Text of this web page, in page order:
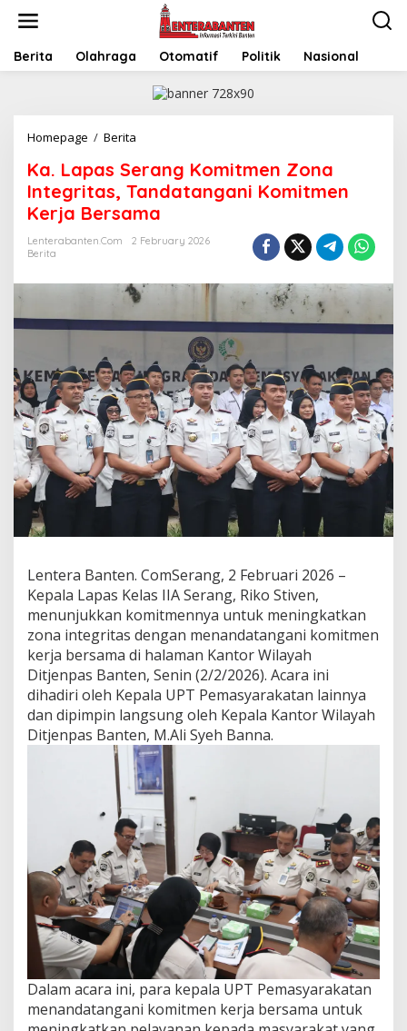
Berita Olahraga Otomatif Politik Nasional
Homepage / Berita
Serang
Komitmen
Zona
Integritas,
Tandatangani
Komitmen
Bersama
Ka. Lapas Serang Komitmen Zona
Integritas, Tandatangani Komitmen
Kerja Bersama
Lenterabanten.com
2 February 2026
Berita
Lentera Banten. ComSerang, 2 Februari 2026 –
Kepala Lapas Kelas IIA Serang, Riko Stiven,
menunjukkan komitmennya untuk meningkatkan
zona integritas dengan menandatangani komitmen
kerja bersama di halaman Kantor Wilayah
Ditjenpas Banten, Senin (2/2/2026). Acara ini
dihadiri oleh Kepala UPT Pemasyarakatan lainnya
dan dipimpin langsung oleh Kepala Kantor Wilayah
Ditjenpas Banten, M.Ali Syeh Banna.
Dalam acara ini, para kepala UPT Pemasyarakatan
menandatangani komitmen kerja bersama untuk